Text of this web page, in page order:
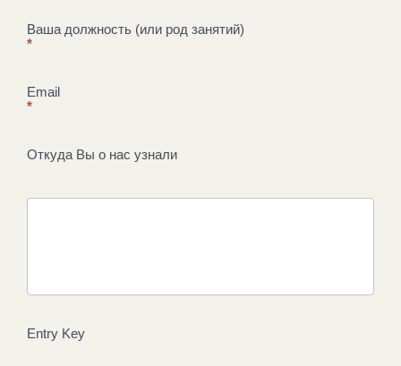
Ваша должность (или род занятий)
*
Email
*
Откуда Вы о нас узнали
Entry Key